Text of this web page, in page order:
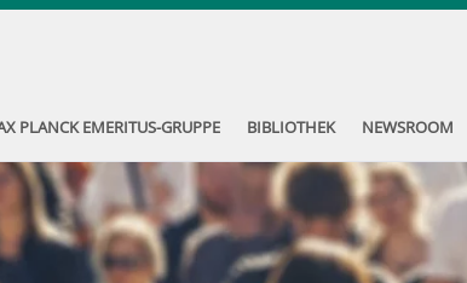
PLANCK EMERITUS-GRUPPE BIBLIOTHEK NEWSROOM